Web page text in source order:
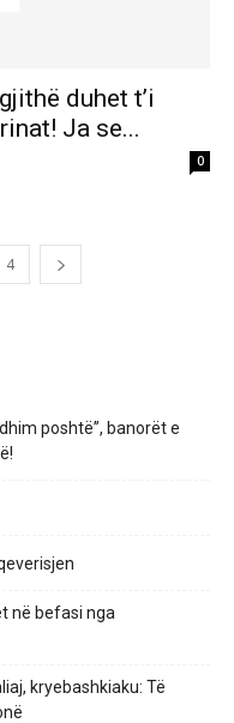
duhet t’i
Ja se...
0
4
poshtë”, banorët e
në befasi nga
kryebashkiaku: Të